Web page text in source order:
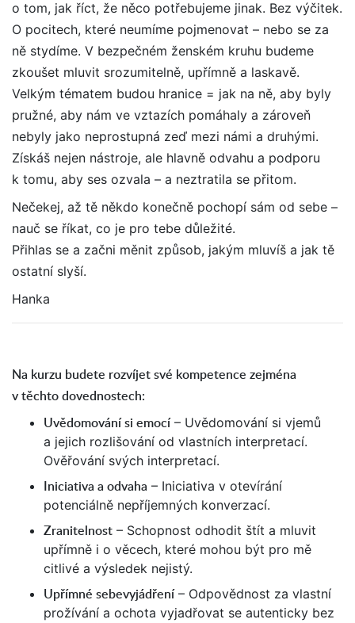
o tom, jak říct, že něco potřebujeme jinak. Bez výčitek.
O pocitech, které neumíme pojmenovat – nebo se za
ně stydíme. V bezpečném ženském kruhu budeme
zkoušet mluvit srozumitelně, upřímně a laskavě.
Velkým tématem budou hranice = jak na ně, aby byly
pružné, aby nám ve vztazích pomáhaly a zároveň
nebyly jako neprostupná zeď mezi námi a druhými.
Získáš nejen nástroje, ale hlavně odvahu a podporu
k tomu, aby ses ozvala – a neztratila se přitom.
Nečekej, až tě někdo konečně pochopí sám od sebe –
nauč se říkat, co je pro tebe důležité.
Přihlas se a začni měnit způsob, jakým mluvíš a jak tě
ostatní slyší.
Hanka
Na kurzu budete rozvíjet své kompetence zejména
v těchto dovednostech:
Uvědomování si emocí– Uvědomování si vjemů
a jejich rozlišování od vlastních interpretací.
Ověřování svých interpretací.
Iniciativa a odvaha – Iniciativa v otevírání
potenciálně nepříjemných konverzací.
Zranitelnost – Schopnost odhodit štít a mluvit
upřímně i o věcech, které mohou být pro mě
citlivé a výsledek nejistý.
Upřímné sebevyjádření– Odpovědnost za vlastní
prožívání a ochota vyjadřovat se autenticky bez